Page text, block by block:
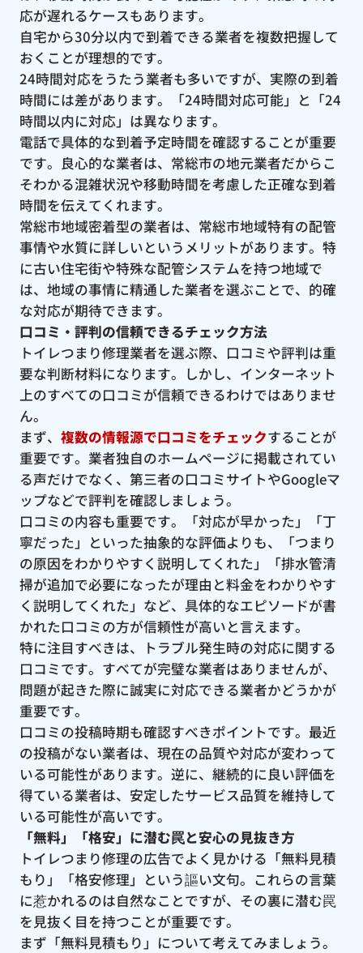
応が遅れるケースもあります。
自宅から30分以内で到着できる業者を複数把握して
おくことが理想的です。
24時間対応をうたう業者も多いですが、実際の到着
時間には差があります。「24時間対応可能」と「24
時間以内に対応」は異なります。
電話で具体的な到着予定時間を確認することが重要
です。良心的な業者は、常総市の地元業者だからこ
そわかる混雑状況や移動時間を考慮した正確な到着
時間を伝えてくれます。
常総市地域密着型の業者は、常総市地域特有の配管
事情や水質に詳しいというメリットがあります。特
に古い住宅街や特殊な配管システムを持つ地域で
は、地域の事情に精通した業者を選ぶことで、的確
な対応が期待できます。
口コミ・評判の信頼できるチェック方法
トイレつまり修理業者を選ぶ際、口コミや評判は重
要な判断材料になります。しかし、インターネット
上のすべての口コミが信頼できるわけではありませ
ん。
まず、 複数の情報源で口コミをチェックすることが
重要です。業者独自のホームページに掲載されてい
る声だけでなく、第三者の口コミサイトやGoogleマ
ップなどで評判を確認しましょう。
口コミの内容も重要です。「対応が早かった」「丁
寧だった」といった抽象的な評価よりも、「つまり
の原因をわかりやすく説明してくれた」「排水管清
掃が追加で必要になったが理由と料金をわかりやす
く説明してくれた」など、具体的なエピソードが書
かれた口コミの方が信頼性が高いと言えます。
特に注目すべきは、トラブル発生時の対応に関する
口コミです。すべてが完璧な業者はありませんが、
問題が起きた際に誠実に対応できる業者かどうかが
重要です。
口コミの投稿時期も確認すべきポイントです。最近
の投稿がない業者は、現在の品質や対応が変わって
いる可能性があります。逆に、継続的に良い評価を
得ている業者は、安定したサービス品質を維持して
いる可能性が高いです。
「無料」「格安」に潜む罠と安心の見抜き方
トイレつまり修理の広告でよく見かける「無料見積
もり」「格安修理」という謳い文句。これらの言葉
に惹かれるのは自然なことですが、その裏に潜む罠
を見抜く目を持つことが重要です。
まず「無料見積もり」について考えてみましょう。